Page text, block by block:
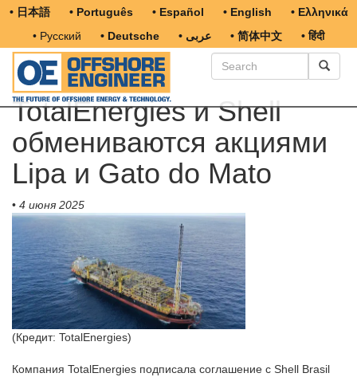
• 日本語 • Português • Español • English
• Ελληνικά
• Русский
• Deutsche • عربى • 简体中文 • हिंदी
TotalEnergies и Shell
обмениваются акциями
Lipa и Gato do Mato
• 4 июня 2025
(Кредит: TotalEnergies)
Компания TotalEnergies подписала соглашение с Shell Brasil